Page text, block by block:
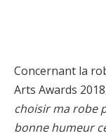
Concernant la
Arts Awards
choisir ma robe
bonne humeur